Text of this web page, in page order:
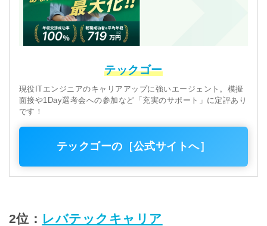
テックゴー
現役ITエンジニアのキャリアアップに強いエージェント。模擬
面接や1Day選考会への参加など「充実のサポート」に定評あり
です！
テックゴーの［公式サイトへ］
2位： レバテックキャリア